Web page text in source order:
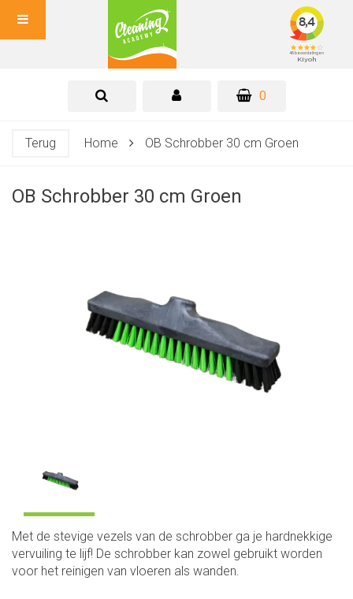
0
Terug Home OB Schrobber 30 cm Groen
OB Schrobber 30 cm Groen
Met de stevige vezels van de schrobber ga je hardnekkige
vervuiling te lijf! De schrobber kan zowel gebruikt worden
voor het reinigen van vloeren als wanden.